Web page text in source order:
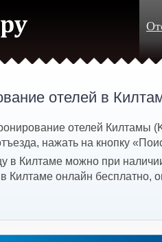
отелей в
отелей Килтамы
нажать на кнопку
в Килтаме можно при
Килтаме онлайн бесплатно,